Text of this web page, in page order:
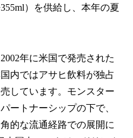
）を供給し、本年の夏
年に米国で発売された
内ではアサヒ飲料が独占
しています。モンスター
ートナーシップの下で、
的な流通経路での展開に